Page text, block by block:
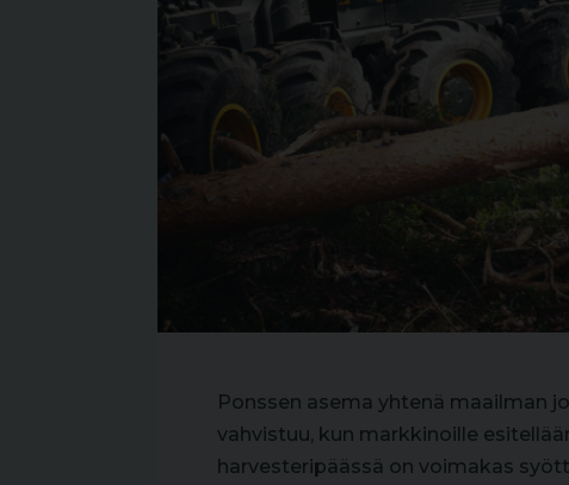
Ponssen asema yhtenä maailman
vahvistuu, kun markkinoille
harvesteripäässä on voimakas